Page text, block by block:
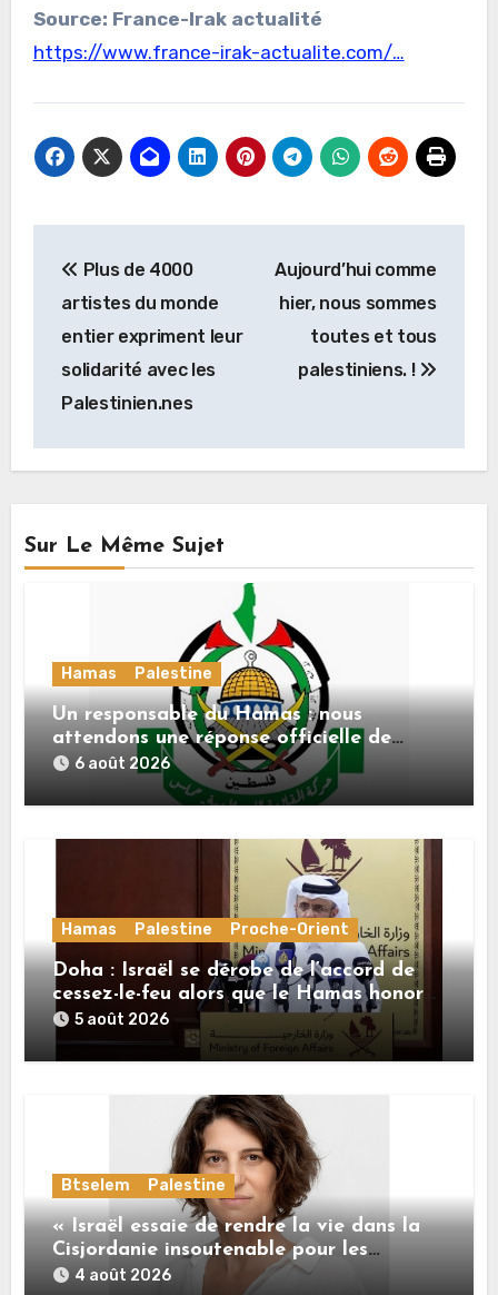
Source: France-Irak actualité
https://www.france-irak-actualite.com/…
de
l’article
Plus de 4000
artistes du monde
entier expriment leur
solidarité avec les
Palestinien.nes
Aujourd’hui comme
hier, nous sommes
toutes et tous
palestiniens. !
Sur Le Même Sujet
Hamas Palestine
Un responsable du Hamas : nous
attendons une réponse officielle de
Mladenov concernant la feuille de route
de la deuxième phase de l’accord
6 août 2026
Hamas Palestine Proche-Orient
Doha : Israël se dérobe de l’accord de
cessez-le-feu alors que le Hamas honore
ses engagements
5 août 2026
Btselem Palestine
« Israël essaie de rendre la vie dans la
Cisjordanie insoutenable pour les
Palestiniens. »
4 août 2026